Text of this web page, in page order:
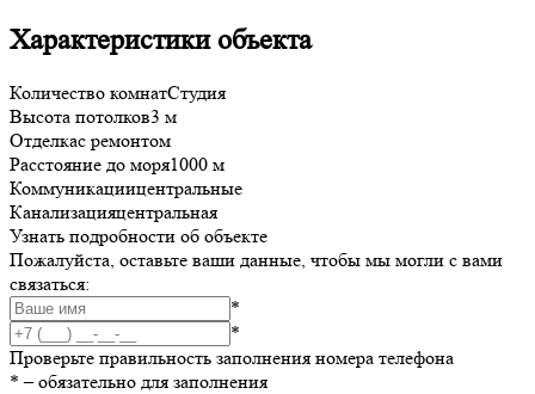
Характеристики объекта
Количество комнатСтудия
Высота потолков3 м
Отделкас ремонтом
Расстояние до моря1000 м
Коммуникациицентральные
Канализацияцентральная
Узнать подробности об объекте
Пожалуйста, оставьте ваши данные, чтобы мы могли с вами
связаться:
*
*
Проверьте правильность заполнения номера телефона
* – обязательно для заполнения